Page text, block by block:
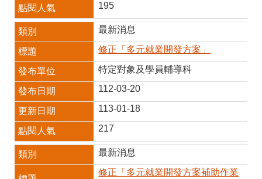
195
最新消息
修正「多元就業開發方案」
特定對象及學員輔導科
112-03-20
113-01-18
217
最新消息
修正「多元就業開發方案補助作業